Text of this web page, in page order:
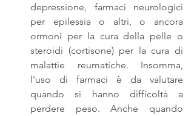
depressione, farmaci neurologici
per epilessia o altri, o ancora
ormoni per la cura della pelle o
steroidi (cortisone) per la cura di
malattie reumatiche. Insomma,
l'uso di farmaci è da valutare
quando si hanno difficoltà a
perdere peso. Anche quando